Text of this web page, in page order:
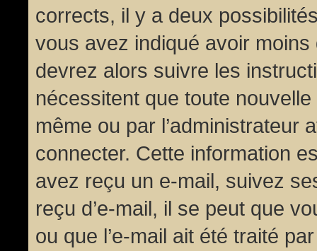
corrects, il y a deux
vous avez indiqué avoir
devrez alors suivre les
nécessitent que toute
même ou par l’administrateur
connecter. Cette information
avez reçu un e-mail, suivez
reçu d’e-mail, il se peut que
ou que l’e-mail ait été traité